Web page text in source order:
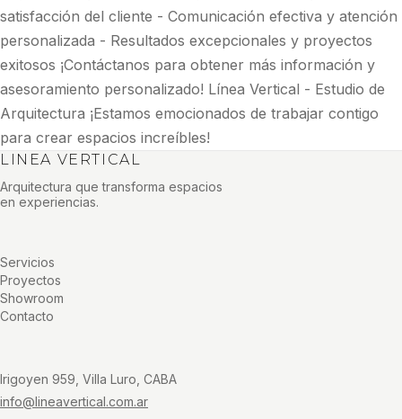
satisfacción del cliente - Comunicación efectiva y atención
personalizada - Resultados excepcionales y proyectos
exitosos ¡Contáctanos para obtener más información y
asesoramiento personalizado! Línea Vertical - Estudio de
Arquitectura ¡Estamos emocionados de trabajar contigo
para crear espacios increíbles!
LINEA VERTICAL
Arquitectura que transforma espacios
en experiencias.
Servicios
Proyectos
Showroom
Contacto
Irigoyen 959, Villa Luro, CABA
info@lineavertical.com.ar